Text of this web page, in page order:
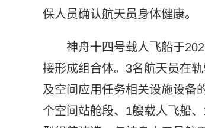
保人员确认航天员身体健康。
神舟十四号载人飞船于
接形成组合体。3名航天员在
及空间应用任务相关设施设备
个空间站舱段、1艘载人飞船